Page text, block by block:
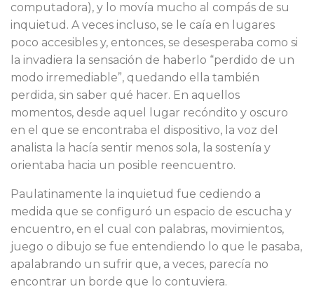
computadora), y lo movía mucho al compás de su
inquietud. A veces incluso, se le caía en lugares
poco accesibles y, entonces, se desesperaba como si
la invadiera la sensación de haberlo “perdido de un
modo irremediable”, quedando ella también
perdida, sin saber qué hacer. En aquellos
momentos, desde aquel lugar recóndito y oscuro
en el que se encontraba el dispositivo, la voz del
analista la hacía sentir menos sola, la sostenía y
orientaba hacia un posible reencuentro.
Paulatinamente la inquietud fue cediendo a
medida que se configuró un espacio de escucha y
encuentro, en el cual con palabras, movimientos,
juego o dibujo se fue entendiendo lo que le pasaba,
apalabrando un sufrir que, a veces, parecía no
encontrar un borde que lo contuviera.